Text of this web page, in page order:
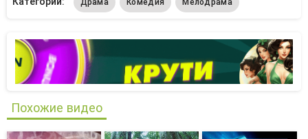
Похожие видео